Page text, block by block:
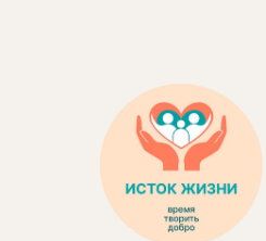
Ровно
работу